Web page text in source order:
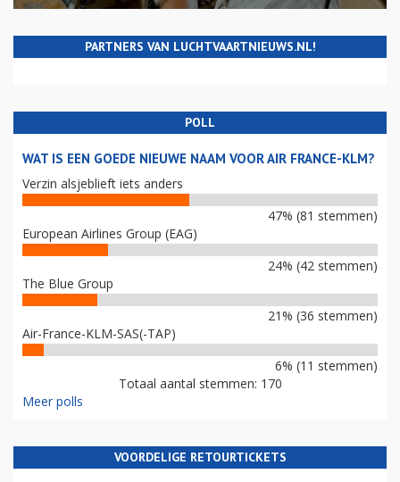
PARTNERS VAN LUCHTVAARTNIEUWS.NL!
POLL
WAT IS EEN GOEDE NIEUWE NAAM VOOR AIR FRANCE-KLM?
Verzin alsjeblieft iets anders
47% (81 stemmen)
European Airlines Group (EAG)
24% (42 stemmen)
The Blue Group
21% (36 stemmen)
Air-France-KLM-SAS(-TAP)
6% (11 stemmen)
Totaal aantal stemmen: 170
Meer polls
VOORDELIGE RETOURTICKETS